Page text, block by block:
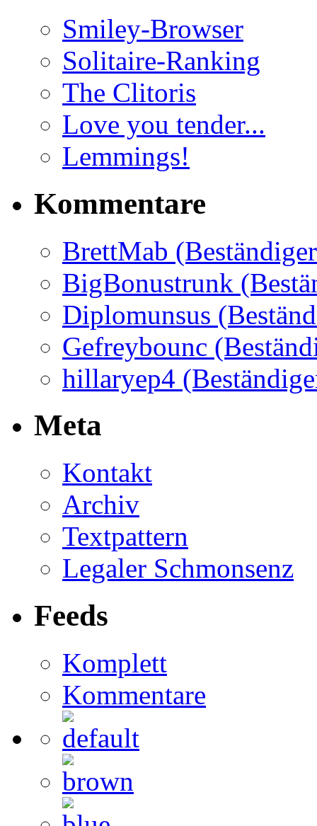
Smiley-Browser
Solitaire-Ranking
The Clitoris
Love you tender...
Lemmings!
Kommentare
BrettMab
BigBonustrunk
Diplomunsus
Gefreybounc
hillaryep4
Meta
Kontakt
Archiv
Textpattern
Legaler Schmonsenz
Feeds
Komplett
Kommentare